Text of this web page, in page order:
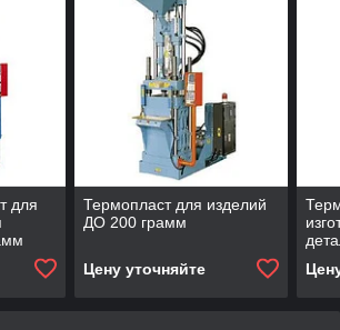
для
Термопласт для изделий
ДО 200 грамм
Цену уточняйте